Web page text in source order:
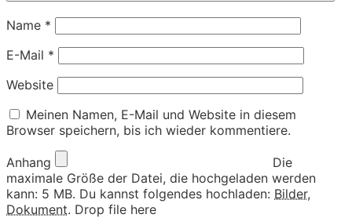
Name *
E-Mail *
Website
Meinen Namen, E-Mail und Website in diesem
Browser speichern, bis ich wieder kommentiere.
Anhang
Die
maximale Größe der Datei, die hochgeladen werden
kann: 5 MB. Du kannst folgendes hochladen: Bilder,
Dokument. Drop file here